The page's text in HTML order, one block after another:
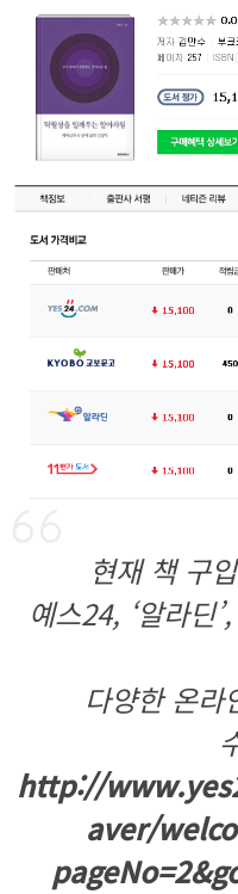
현재 책 구
예스24, ‘알라딘
다양한 온라
http://
aver/